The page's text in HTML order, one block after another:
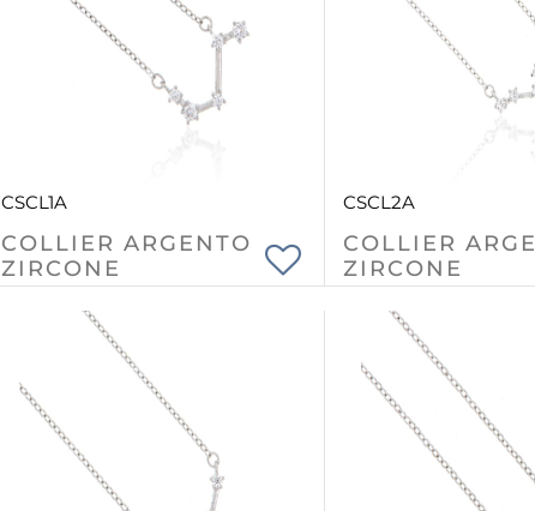
CSCL1A
COLLIER ARGENTO
ZIRCONE
CSCL2A
COLLIER
ZIRCONE